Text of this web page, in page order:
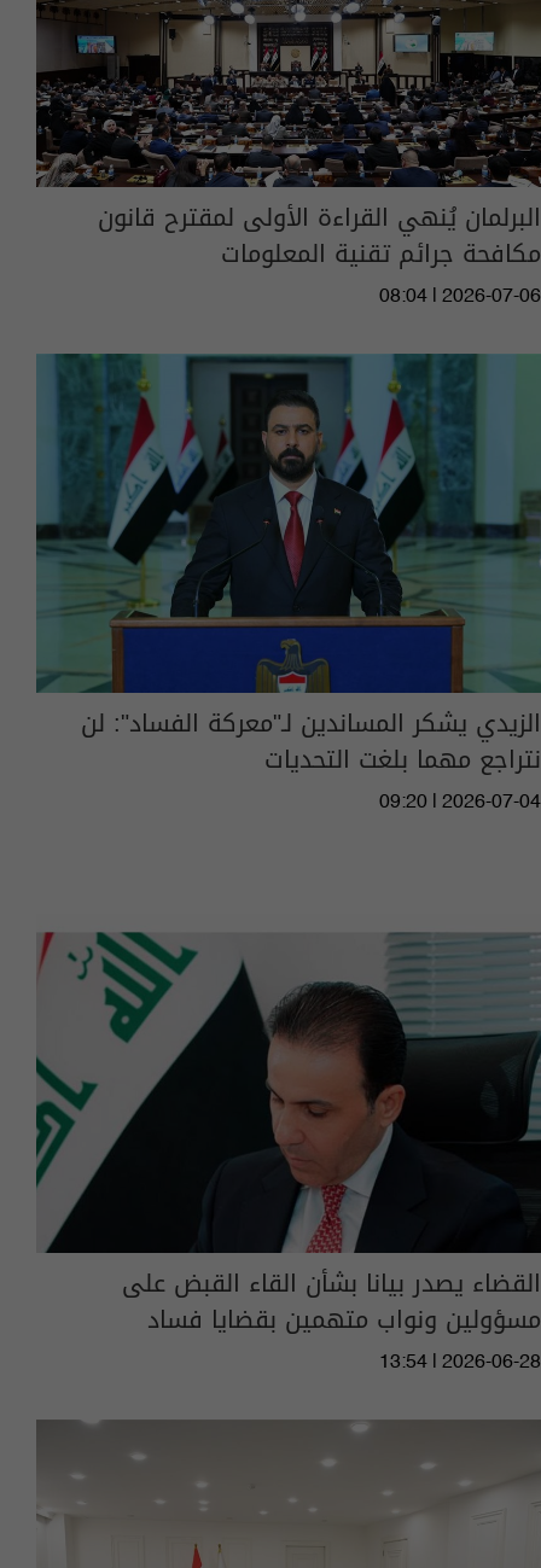
البرلمان يُنهي القراءة الأولى لمقترح قانون
مكافحة جرائم تقنية المعلومات
08:04 | 2026-07-06
الزيدي يشكر المساندين لـ"معركة الفساد": لن
نتراجع مهما بلغت التحديات
09:20 | 2026-07-04
القضاء يصدر بيانا بشأن القاء القبض على
مسؤولين ونواب متهمين بقضايا فساد
13:54 | 2026-06-28